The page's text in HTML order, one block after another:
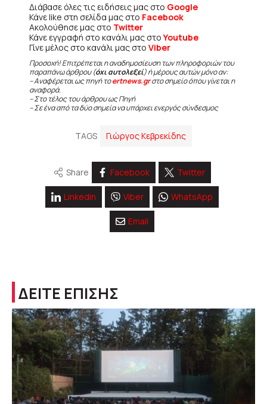
Διάβασε όλες τις ειδήσεις μας στο Google
Κάνε like στη σελίδα μας στο Facebook
Ακολούθησε μας στο Twitter
Κάνε εγγραφή στο κανάλι μας στοYoutube
Γίνε μέλος στο κανάλι μας στο Viber
Προσοχή! Επιτρέπεται η αναδημοσίευση των πληροφοριών του
παραπάνω άρθρου (όχι αυτολεξεί) ή μέρους αυτών μόνο αν:
– Αναφέρεται ως πηγή τοertnews.grστο σημείο όπου γίνεται η
αναφορά.
– Στο τέλος του άρθρου ως Πηγή
– Σε ένα από τα δύο σημεία να υπάρχει ενεργός σύνδεσμος
TAGS Γιώργος Κεβρεκίδης
Share Facebook Twitter
Linkedin Viber WhatsApp
Email
ΔΕΙΤΕ ΕΠΙΣΗΣ